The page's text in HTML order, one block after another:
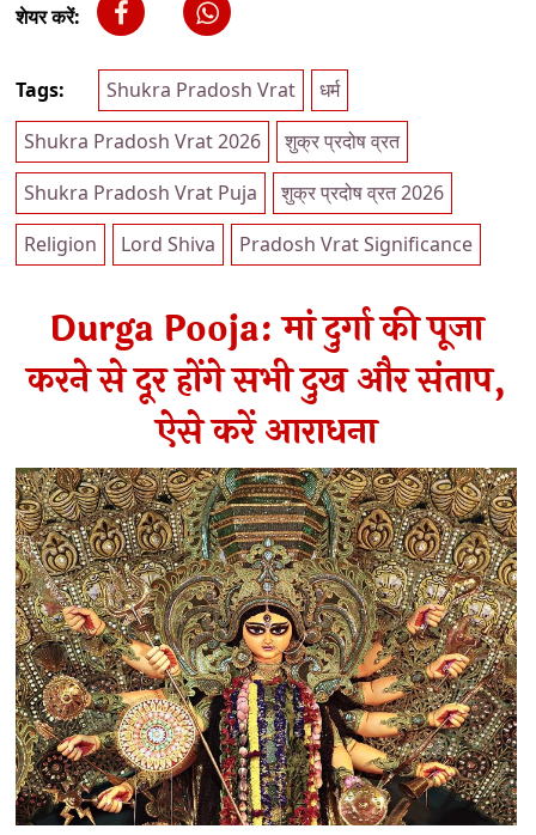
शेयर करें:
Tags: Shukra Pradosh Vrat
धर्म
Shukra Pradosh Vrat 2026
शुक्र प्रदोष व्रत
Shukra Pradosh Vrat Puja
शुक्र प्रदोष व्रत 2026
Religion
Lord Shiva Pradosh Vrat Significance
Durga Pooja: मां दुर्गा की पूजा
करने से दूर होंगे सभी दुख और संताप,
ऐसे करें आराधना